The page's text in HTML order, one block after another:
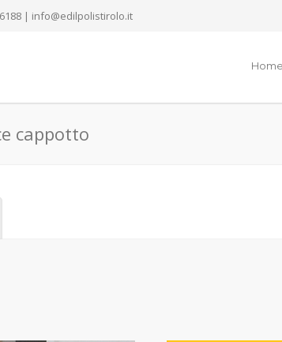
| info@edilpolistirolo.it
Home
cappotto